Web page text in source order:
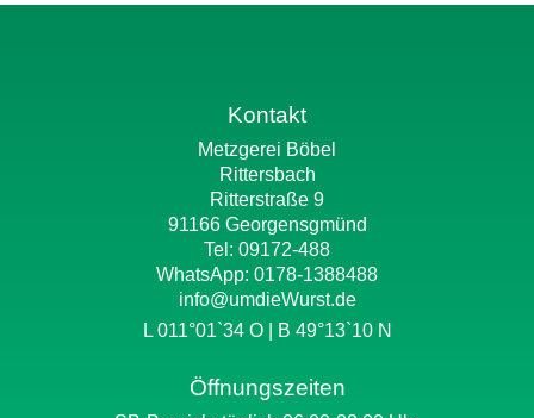
Kontakt
Metzgerei Böbel
Rittersbach
Ritterstraße 9
91166 Georgensgmünd
Tel: 09172-488
WhatsApp: 0178-1388488
info@umdieWurst.de
L 011°01`34 O | B 49°13`10 N
Öffnungszeiten